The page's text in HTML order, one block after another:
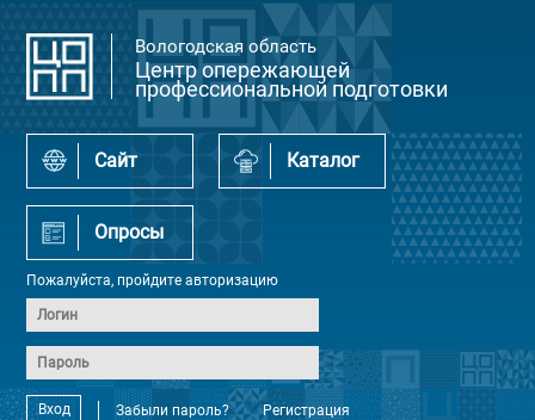
Вологодская область
Центр опережающей
профессиональной подготовки
Сайт Каталог
Опросы
Пожалуйста, пройдите авторизацию
Вход Забыли пароль? Регистрация